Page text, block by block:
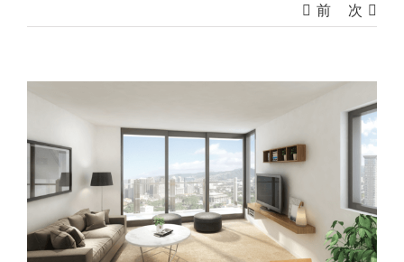
前 次
Larger
Image